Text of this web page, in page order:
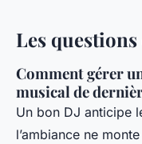
Les questions
Comment gérer
musical de
Un bon DJ anticipe
l’ambiance ne